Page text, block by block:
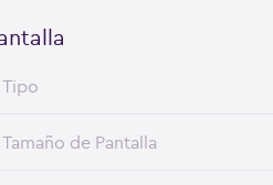
Tipo
Tamaño de Pantalla